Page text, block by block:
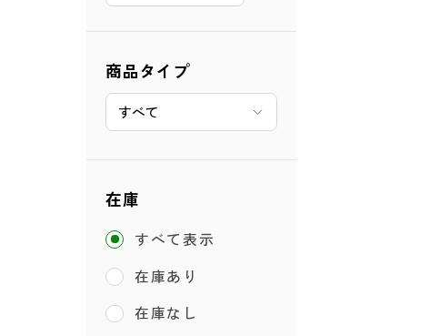
商品タイプ
在庫
すべて表示
在庫あり
在庫なし